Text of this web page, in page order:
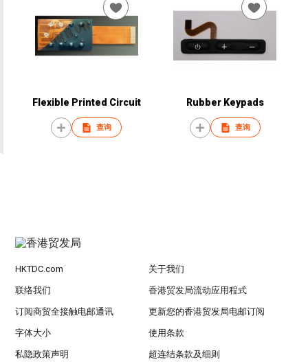
Flexible Printed Circuit
查询
Rubber Keypads
查询
HKTDC.com 关于我们
联络我们 香港贸发局流动应用程式
订阅商贸全接触电邮通讯 更新您的香港贸发局电邮订阅
字体大小 使用条款
私隐政策声明 超连结条款及细则